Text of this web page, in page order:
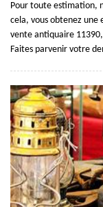
Pour toute estimation,
cela, vous obtenez
vente antiquaire
Faites parvenir votre